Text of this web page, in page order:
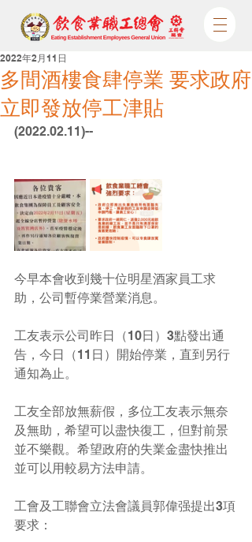
多間酒樓食肆停業 要求政府
立即發放停工津貼
2022年2月11日
(2022.02.11)--
今早本會收到幾十位明星酒家員工求
助，公司暫停業營業消息。
工友表示公司昨日（10日）3點發出通
告，今日（11日）開始停業，直到另行
通知為止。
工友全部放無薪假，多位工友表示無奈
及無助，希望可以盡快復工，但對前景
並不樂觀。希望政府的失業金盡快推出
並可以用較易方法申請。
工會及工聯會立法會議員郭偉强提出3項
要求：